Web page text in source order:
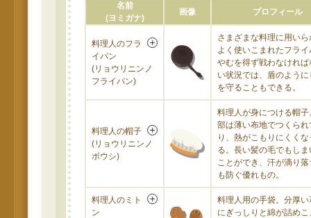
名前
(ヨミガナ)
画像 プロフィール
料理人のフラ
イパン
(リョウリニンノ
フライパン)
さまざまな料理に用いら
よく使いこまれたフライ
やむを得ず戦わなければ
い状況では、盾のように
を守ることもできる。
料理人の帽子
(リョウリニンノ
ボウシ)
料理人が身につける帽子
部は薄い布地でつくられ
り、熱がこもりにくく
る。長い髪の毛でもしま
ことができ、汗が滴り落
も防ぐ優れもの。
料理人のミト
ン
料理人用の手袋。分厚い
にぎっしりと綿が詰めこ